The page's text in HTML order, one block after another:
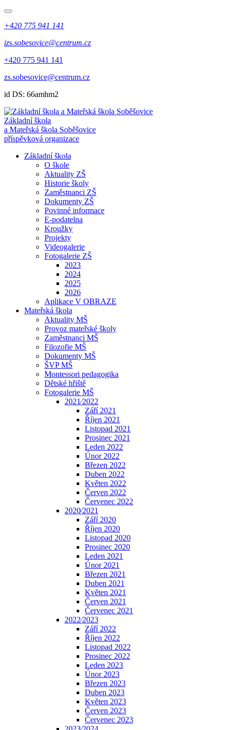
+420 775 941 141
izs.sobesovice@centrum.cz
+420 775 941 141
zs.sobesovice@centrum.cz
id DS: 66amhm2
Základní škola
a Mateřská škola Soběšovice
příspěvková organizace
Základní škola
O škole
Aktuality ZŠ
Historie školy
Zaměstnanci ZŠ
Dokumenty ZŠ
Povinné informace
E-podatelna
Kroužky
Projekty
Videogalerie
Fotogalerie ZŠ
2023
2024
2025
2026
Aplikace V OBRAZE
Mateřská škola
Aktuality MŠ
Provoz mateřské školy
Zaměstnanci MŠ
Filozofie MŠ
Dokumenty MŠ
ŠVP MŠ
Montessori pedagogika
Dětské hřiště
Fotogalerie MŠ
2021⁄2022
Září 2021
Říjen 2021
Listopad 2021
Prosinec 2021
Leden 2022
Únor 2022
Březen 2022
Duben 2022
Květen 2022
Červen 2022
Červenec 2022
2020⁄2021
Září 2020
Říjen 2020
Listopad 2020
Prosinec 2020
Leden 2021
Únor 2021
Březen 2021
Duben 2021
Květen 2021
Červen 2021
Červenec 2021
2022⁄2023
Září 2022
Říjen 2022
Listopad 2022
Prosinec 2022
Leden 2023
Únor 2023
Březen 2023
Duben 2023
Květen 2023
Červen 2023
Červenec 2023